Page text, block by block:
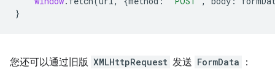
}
您还可以通过旧版 XMLHttpRequest 发送 FormData ：